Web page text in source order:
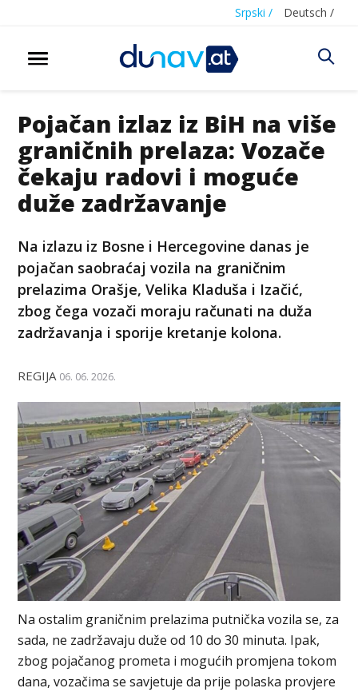
Srpski / Deutsch /
Pojačan izlaz iz BiH na više
graničnih prelaza: Vozače
čekaju radovi i moguće
duže zadržavanje
Na izlazu iz Bosne i Hercegovine danas je
pojačan saobraćaj vozila na graničnim
prelazima Orašje, Velika Kladuša i Izačić,
zbog čega vozači moraju računati na duža
zadržavanja i sporije kretanje kolona.
REGIJA 06. 06. 2026.
Na ostalim graničnim prelazima putnička vozila se, za
sada, ne zadržavaju duže od 10 do 30 minuta. Ipak,
zbog pojačanog prometa i mogućih promjena tokom
dana, vozačima se savjetuje da prije polaska provjere